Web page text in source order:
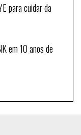
para cuidar da
em 10 anos de